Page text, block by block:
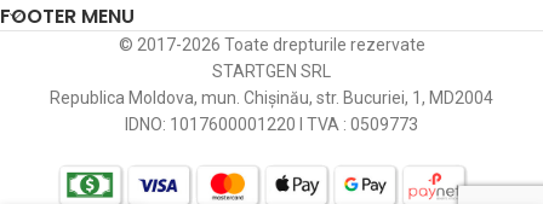
Mercedes-
6.4, 18.. 1824 6.0, 18.. 1824 6.4, 18.. 1826 6.4, 18..
1828 6.4, 18.. 1833 7.2, 20.. 2020 6.0, 20.. 2024
6.0, 25.. 2523 6.4, 25.. 2528 6.4, 26.. 2628 6.4, 26..
2629 6.4, 26.. 2633 7.2, 27.. 2733 7.2, 32.. 3228
6.4, 609 4.0, 611 4.0, 614 4.3, 615 4.3, 709 4.0,
4.3, 716 4.3, 717 4.2, 809 4.0, 810 4.0, 811 4.0,
811 4.2, 812 4.2, 812 4.3, 813 4.3, 814 4.0, 814
FOOTER MENU
© 2017-2026 Toate drepturile rezervate
STARTGEN SRL
Republica Moldova, mun. Chișinău, str. Bucuriei, 1, MD2004
IDNO: 1017600001220 I TVA : 0509773